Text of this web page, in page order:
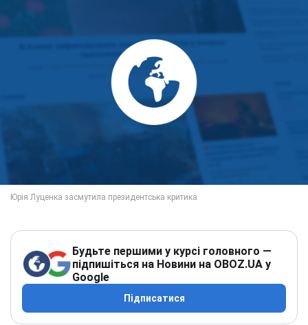
Будьте першими у курсі головного —
підпишіться на Новини на OBOZ.UA у
Google
Підписатися